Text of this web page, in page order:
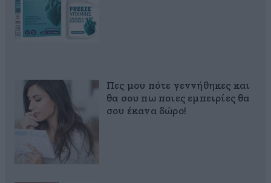
Πες μου πότε γεννήθηκες και
θα σου πω ποιες εμπειρίες θα
σου έκανα δώρο!